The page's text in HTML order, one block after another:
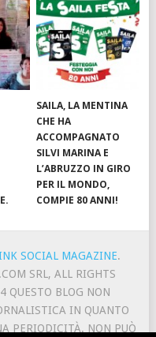
SAILA, LA MENTINA
CHE HA
ACCOMPAGNATO
SILVI MARINA E
L’ABRUZZO IN GIRO
PER IL MONDO,
COMPIE 80 ANNI!
SOCIAL MAGAZINE.
SRL, ALL RIGHTS
QUESTO BLOG NON
IN QUANTO
PERIODICITÀ. NON PUÒ